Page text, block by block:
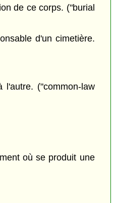
de ce corps. ("burial
d'un cimetière.
("common-law
où se produit une